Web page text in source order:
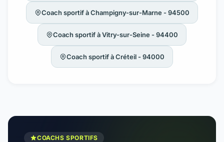
Coach sportif à Champigny-sur-Marne - 94500
Coach sportif à Vitry-sur-Seine - 94400
Coach sportif à Créteil - 94000
COACHS SPORTIFS